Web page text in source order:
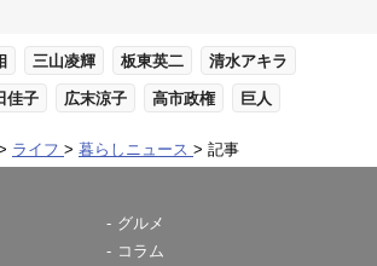
三山凌輝 板東英二 清水アキラ
佳子 広末涼子 高市政権 巨人
ライフ 暮らしニュース 記事
グルメ
コラム